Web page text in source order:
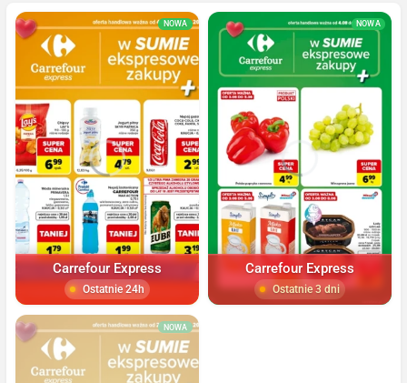
NOWA
Carrefour Express
Ostatnie 24h
NOWA
Carrefour Express
Ostatnie 3 dni
NOWA